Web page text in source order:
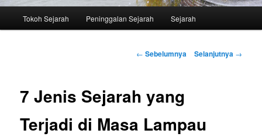
Tokoh Sejarah Peninggalan Sejarah Sejarah
Navigasi
← Sebelumnya Selanjutnya →
7 Jenis Sejarah yang
Terjadi di Masa Lampau